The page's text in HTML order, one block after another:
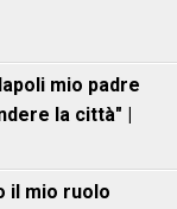
mio padre
la città" |
il mio ruolo